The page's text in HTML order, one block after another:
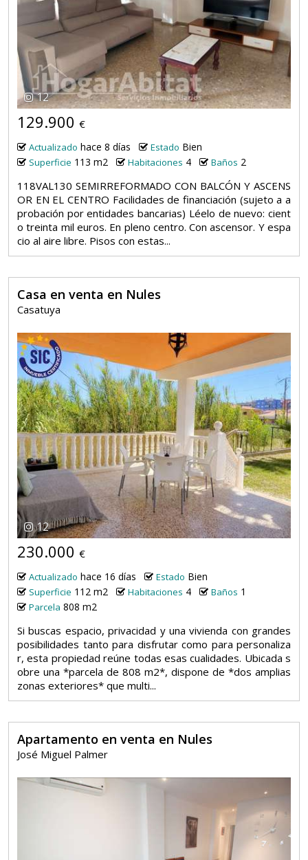
12
129.900 €
Actualizado hace 8 días Estado Bien
Superficie 113 m2 Habitaciones 4 Baños 2
118VAL130 SEMIRREFORMADO CON BALCÓN Y ASCENS
OR EN EL CENTRO Facilidades de financiación (sujeto a a
probación por entidades bancarias) Léelo de nuevo: cient
o treinta mil euros. En pleno centro. Con ascensor. Y espa
cio al aire libre. Pisos con estas...
Casa en venta en Nules
Casatuya
12
230.000 €
Actualizado hace 16 días Estado Bien
Superficie 112 m2 Habitaciones 4 Baños 1
Parcela 808 m2
Si buscas espacio, privacidad y una vivienda con grandes
posibilidades tanto para disfrutar como para personaliza
r, esta propiedad reúne todas esas cualidades. Ubicada s
obre una *parcela de 808 m2*, dispone de *dos amplias
zonas exteriores* que multi...
Apartamento en venta en Nules
José Miguel Palmer